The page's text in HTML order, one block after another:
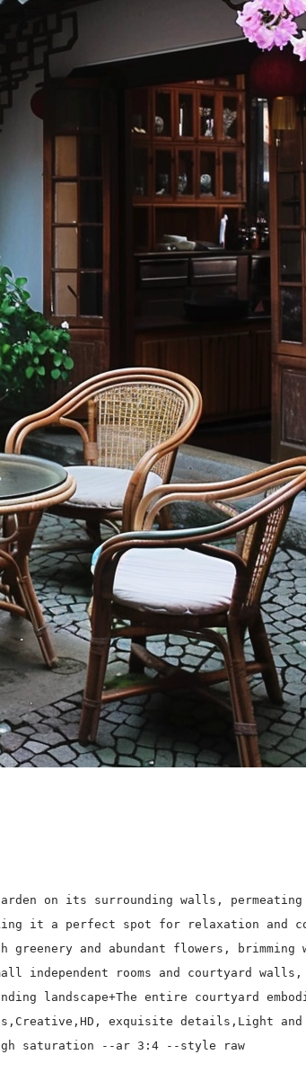
on its surrounding walls,
it a perfect spot for relaxation and
and abundant flowers,
independent rooms and courtyard
landscape+The entire courtyard
exquisite details,Light and
saturation --ar 3:4 --style raw